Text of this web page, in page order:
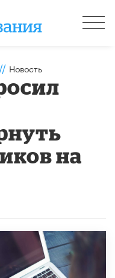
// Новость
на